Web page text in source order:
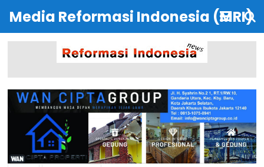
Media Reformasi Indonesia (MRI)